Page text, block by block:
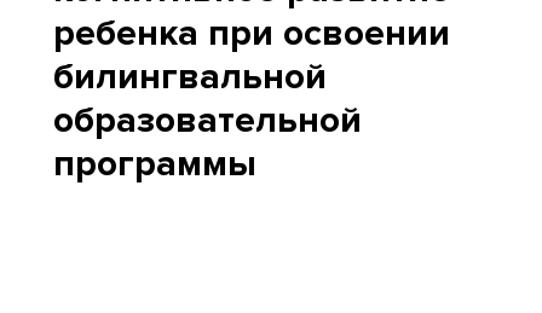
ребенка при освоении
билингвальной
образовательной
программы